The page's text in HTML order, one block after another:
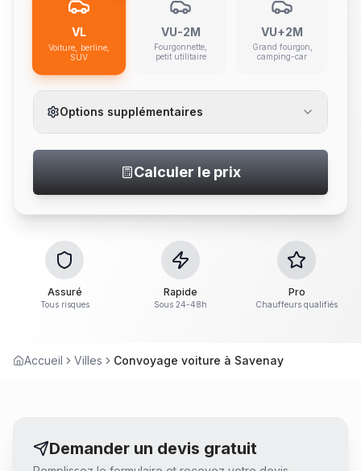
VL
Voiture, berline,
SUV
VU-2M
Fourgonnette,
petit utilitaire
VU+2M
Grand fourgon,
camping-car
Options supplémentaires
Calculer le prix
Assuré
Tous risques
Rapide
Sous 24-48h
Pro
Chauffeurs qualifiés
Accueil Villes Convoyage voiture à Savenay
Demander un devis gratuit